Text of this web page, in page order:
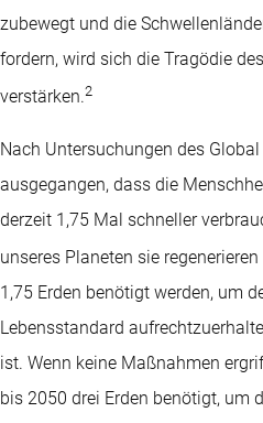
zubewegt und die
fordern, wird sich die Tragödie
verstärken.2
Nach Untersuchungen des
ausgegangen, dass die
derzeit 1,75 Mal schneller
unseres Planeten sie
1,75 Erden benötigt werden, um
Lebensstandard
ist. Wenn keine Maßnahmen
bis 2050 drei Erden benötigt, um